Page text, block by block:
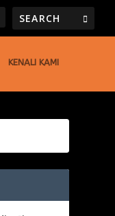
KENALI KAMI